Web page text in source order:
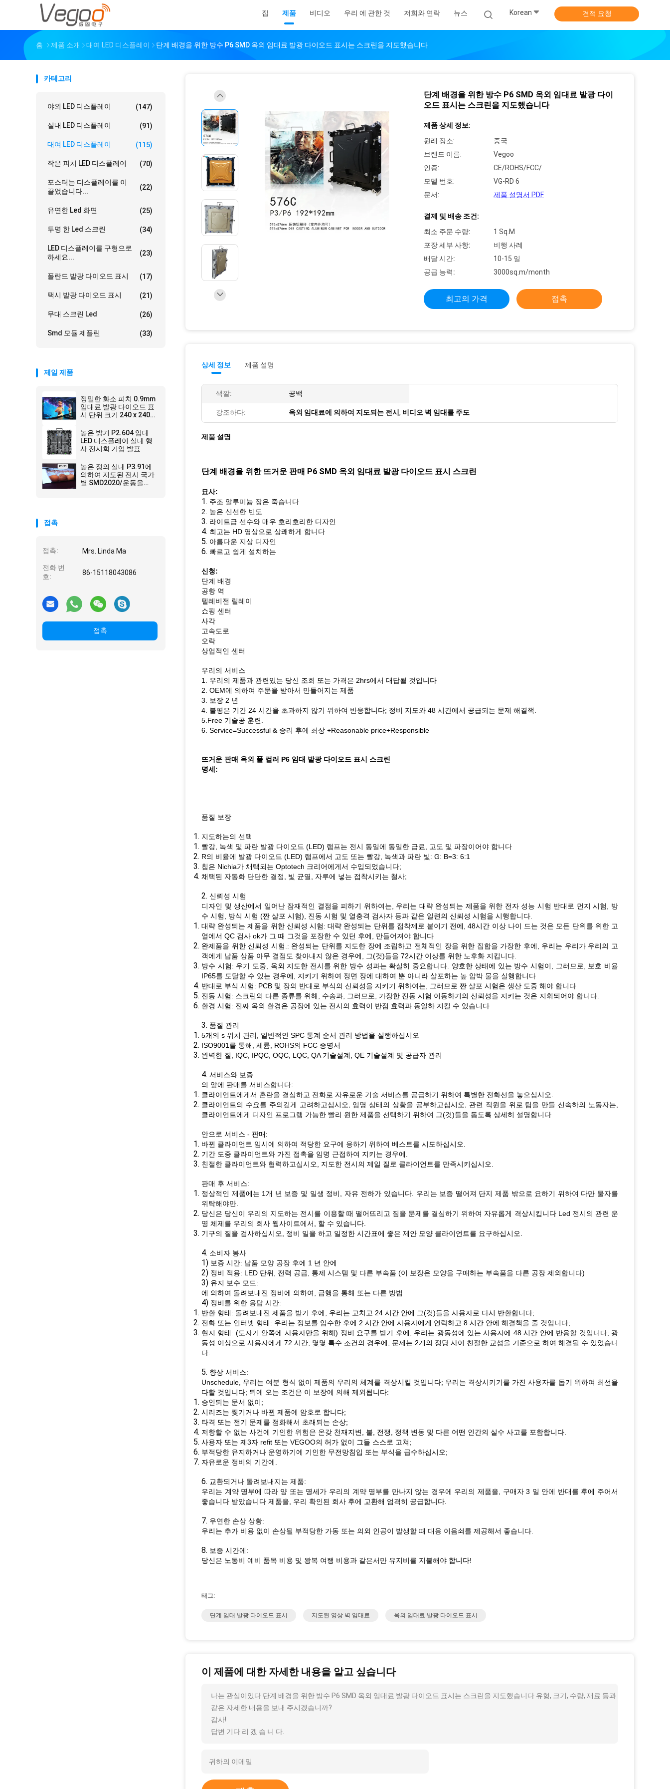
집 제품 비디오 우리 에 관한 것 저희와 연락 뉴스 Korean 견적 요청
홈 제품 소개 대여 LED 디스플레이 단계 배경을 위한 방수 P6 SMD 옥외 임대료 발광 다이오드 표시는 스크린을 지도했습니다
카테고리
야외 LED 디스플레이 (147)
실내 LED 디스플레이 (91)
대여 LED 디스플레이 (115)
작은 피치 LED 디스플레이 (70)
포스터는 디스플레이를 이
끌었습니다...
(22)
유연한 Led 화면 (25)
투명 한 Led 스크린 (34)
LED 디스플레이를 구형으로
하세요...
(23)
폴란드 발광 다이오드 표시 (17)
택시 발광 다이오드 표시 (21)
무대 스크린 Led (26)
Smd 모듈 제플린 (33)
제일 제품
정밀한 화소 피치 0.9mm
임대료 발광 다이오드 표
시 단위 크기 240 x 240는
480x480를
높은 밝기 P2.604 임대
LED 디스플레이 실내 행
사 전시회 기업 발표
높은 정의 실내 P3.91에
의하여 지도된 전시 국가
별 SMD2020/운동을
접촉
접촉: Mrs. Linda Ma
전화 번
호:
86-15118043086
접촉
단계 배경을 위한 방수 P6 SMD 옥외 임대료 발광 다이
오드 표시는 스크린을 지도했습니다
제품 상세 정보:
원래 장소:
중국
브랜드 이름:
Vegoo
인증:
CE/ROHS/FCC/
모델 번호:
VG-RD 6
문서:
제품 설명서 PDF
결제 및 배송 조건:
최소 주문 수량:
1 Sq.M
포장 세부 사항:
비행 사례
배달 시간:
10-15 일
공급 능력:
3000sq.m/month
최고의 가격 접촉
상세 정보 제품 설명
색깔: 공백
강조하다: 옥외 임대료에 의하여 지도되는 전시 , 비디오 벽 임대를 주도
제품 설명
단계 배경을 위한 뜨거운 판매 P6 SMD 옥외 임대료 발광 다이오드 표시 스크린
묘사:
1. 주조 알루미늄 장은 죽습니다
2. 높은 신선한 빈도
3. 라이트급 선수와 매우 호리호리한 디자인
4. 최고는 HD 영상으로 상쾌하게 합니다
5. 아름다운 지상 디자인
6. 빠르고 쉽게 설치하는
신청:
단계 배경
공항 역
텔레비전 릴레이
쇼핑 센터
사각
고속도로
오락
상업적인 센터
우리의 서비스
1. 우리의 제품과 관련있는 당신 조회 또는 가격은 2hrs에서 대답될 것입니다
2. OEM에 의하여 주문을 받아서 만들어지는 제품
3. 보장 2 년
4. 불평은 기간 24 시간을 초과하지 않기 위하여 반응합니다; 정비 지도와 48 시간에서 공급되는 문제 해결책.
5.Free 기술공 훈련.
6. Service=Successful & 승리 후에 최상 +Reasonable price+Responsible
뜨거운 판매 옥외 풀 컬러 P6 임대 발광 다이오드 표시 스크린
명세:
품질 보장
지도하는의 선택
빨강, 녹색 및 파란 발광 다이오드 (LED) 램프는 전시 동일에 동일한 급료, 고도 및 파장이어야 합니다
R의 비율에 발광 다이오드 (LED) 램프에서 고도 또는 빨강, 녹색과 파란 빛: G: B=3: 6:1
칩은 Nichia가 채택되는 Optotech 크리어에게서 수입되었습니다;
채택된 자동화 단단한 결정, 빛 균열, 자루에 넣는 접착시키는 철사;
2. 신뢰성 시험
디자인 및 생산에서 일어난 잠재적인 결점을 피하기 위하여는, 우리는 대략 완성되는 제품을 위한 전자 성능 시험 반대로 먼지 시험, 방
수 시험, 방식 시험 (짠 살포 시험), 진동 시험 및 열충격 검사자 등과 같은 일련의 신뢰성 시험을 시행합니다.
대략 완성되는 제품을 위한 신뢰성 시험: 대략 완성되는 단위를 접착제로 붙이기 전에, 48시간 이상 나이 드는 것은 모든 단위를 위한 고
열에서 QC 검사 ok가 그 때 그것을 포장한 수 있던 후에, 만들어져야 합니다
완제품을 위한 신뢰성 시험.: 완성되는 단위를 지도한 장에 조립하고 전체적인 장을 위한 집합을 가장한 후에, 우리는 우리가 우리의 고
객에게 납품 상품 아무 결점도 찾아내지 않은 경우에, 그(것)들을 72시간 이상를 위한 노후화 지킵니다.
방수 시험: 우기 도중, 옥외 지도한 전시를 위한 방수 성과는 확실히 중요합니다. 양호한 상태에 있는 방수 시험이, 그러므로, 보호 비율
IP65를 도달할 수 있는 경우에, 지키기 위하여 정면 장에 대하여 뿐 아니라 살포하는 높 압박 물을 실행합니다
반대로 부식 시험: PCB 및 장의 반대로 부식의 신뢰성을 지키기 위하여는, 그러므로 짠 살포 시험은 생산 도중 해야 합니다
진동 시험: 스크린의 다른 종류를 위해, 수송과, 그러므로, 가장한 진동 시험 이동하기의 신뢰성을 지키는 것은 지휘되어야 합니다.
환경 시험: 진짜 옥외 환경은 공장에 있는 전시의 효력이 반점 효력과 동일하 지킬 수 있습니다
3. 품질 관리
5개의 s 위치 관리, 일반적인 SPC 통계 순서 관리 방법을 실행하십시오
ISO9001를 통해, 세륨, ROHS의 FCC 증명서
완벽한 질, IQC, IPQC, OQC, LQC, QA 기술설계, QE 기술설계 및 공급자 관리
4. 서비스와 보증
의 앞에 판매를 서비스합니다:
클라이언트에게서 혼란을 결심하고 전화로 자유로운 기술 서비스를 공급하기 위하여 특별한 전화선을 놓으십시오.
클라이언트의 수요를 주의깊게 고려하고십시오, 임명 상태의 상황을 공부하고십시오, 관련 직원을 위로 팀을 만들 신속하의 노동자는,
클라이언트에게 디자인 프로그램 가능한 빨리 원한 제품을 선택하기 위하여 그(것)들을 돕도록 상세히 설명합니다
안으로 서비스 - 판매:
바뀐 클라이언트 임시에 의하여 적당한 요구에 응하기 위하여 베스트를 시도하십시오.
기간 도중 클라이언트와 가진 접촉을 임명 근접하여 지키는 경우에.
친절한 클라이언트와 협력하고십시오, 지도한 전시의 제일 질로 클라이언트를 만족시키십시오.
판매 후 서비스:
정상적인 제품에는 1개 년 보증 및 일생 정비, 자유 전하가 있습니다. 우리는 보증 떨어져 단지 제품 밖으로 요하기 위하여 다만 물자를
위탁해야만.
당신은 당신이 우리의 지도하는 전시를 이용할 때 떨어뜨리고 짐을 문제를 결심하기 위하여 자유롭게 격상시킵니다 Led 전시의 관련 운
영 체제를 우리의 회사 웹사이트에서, 할 수 있습니다.
기구의 질을 검사하십시오, 정비 일을 하고 일정한 시간표에 좋은 제안 모양 클라이언트를 요구하십시오.
4. 소비자 봉사
1) 보증 시간: 납품 모양 공장 후에 1 년 안에
2) 정비 적용: LED 단위, 전력 공급, 통제 시스템 및 다른 부속품 (이 보장은 모양을 구매하는 부속품을 다른 공장 제외합니다)
3) 유지 보수 모드:
에 의하여 돌려보내진 정비에 의하여, 급행을 통해 또는 다른 방법
4) 정비를 위한 응답 시간:
반환 형태: 돌려보내진 제품을 받기 후에, 우리는 고치고 24 시간 안에 그(것)들을 사용자로 다시 반환합니다;
전화 또는 인터넷 형태: 우리는 정보를 입수한 후에 2 시간 안에 사용자에게 연락하고 8 시간 안에 해결책을 줄 것입니다;
현지 형태: (도자기 안쪽에 사용자만을 위해) 정비 요구를 받기 후에, 우리는 광동성에 있는 사용자에 48 시간 안에 반응할 것입니다; 광
동성 이상으로 사용자에게 72 시간, 몇몇 특수 조건의 경우에, 문제는 2개의 정당 사이 친절한 교섭을 기준으로 하여 해결될 수 있었습니
다.
5. 향상 서비스:
Unschedule, 우리는 여분 형식 없이 제품의 우리의 체계를 격상시킬 것입니다; 우리는 격상시키기를 가진 사용자를 돕기 위하여 최선을
다할 것입니다; 뒤에 오는 조건은 이 보장에 의해 제외됩니다:
승인되는 문서 없이;
시리즈는 찢기거나 바뀐 제품에 암호로 합니다;
타격 또는 전기 문제를 점화해서 초래되는 손상;
저항할 수 없는 사건에 기인한 위험은 온갖 천재지변, 불, 전쟁, 정책 변동 및 다른 어떤 인간의 실수 사고를 포함합니다.
사용자 또는 제3자 refit 또는 VEGOO의 허가 없이 그들 스스로 고쳐;
부적당한 유지하거나 운영하기에 기인한 무전망침입 또는 부식을 급수하십시오;
자유로운 정비의 기간에.
6. 교환되거나 돌려보내지는 제품:
우리는 계약 명부에 따라 양 또는 명세가 우리의 계약 명부를 만나지 않는 경우에 우리의 제품을, 구매자 3 일 안에 반대를 후에 주어서
좋습니다 받았습니다 제품을, 우리 확인된 회사 후에 교환해 엄격히 공급합니다.
7. 우연한 손상 상황:
우리는 추가 비용 없이 손상될 부적당한 가동 또는 의외 인공이 발생할 때 대응 이음쇠를 제공해서 좋습니다.
8. 보증 시간에:
당신은 노동비 예비 품목 비용 및 왕복 여행 비용과 같은서만 유지비를 지불해야 합니다!
태그:
단계 임대 발광 다이오드 표시 지도된 영상 벽 임대료 옥외 임대료 발광 다이오드 표시
이 제품에 대한 자세한 내용을 알고 싶습니다
나는 관심이있다 단계 배경을 위한 방수 P6 SMD 옥외 임대료 발광 다이오드 표시는 스크린을 지도했습니다 유형, 크기, 수량, 재료 등과
같은 자세한 내용을 보내 주시겠습니까?
감사!
답변 기다 리 겠 습 니 다.